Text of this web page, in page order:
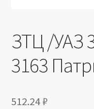
ЗТЦ /УАЗ
3163
512.24₽